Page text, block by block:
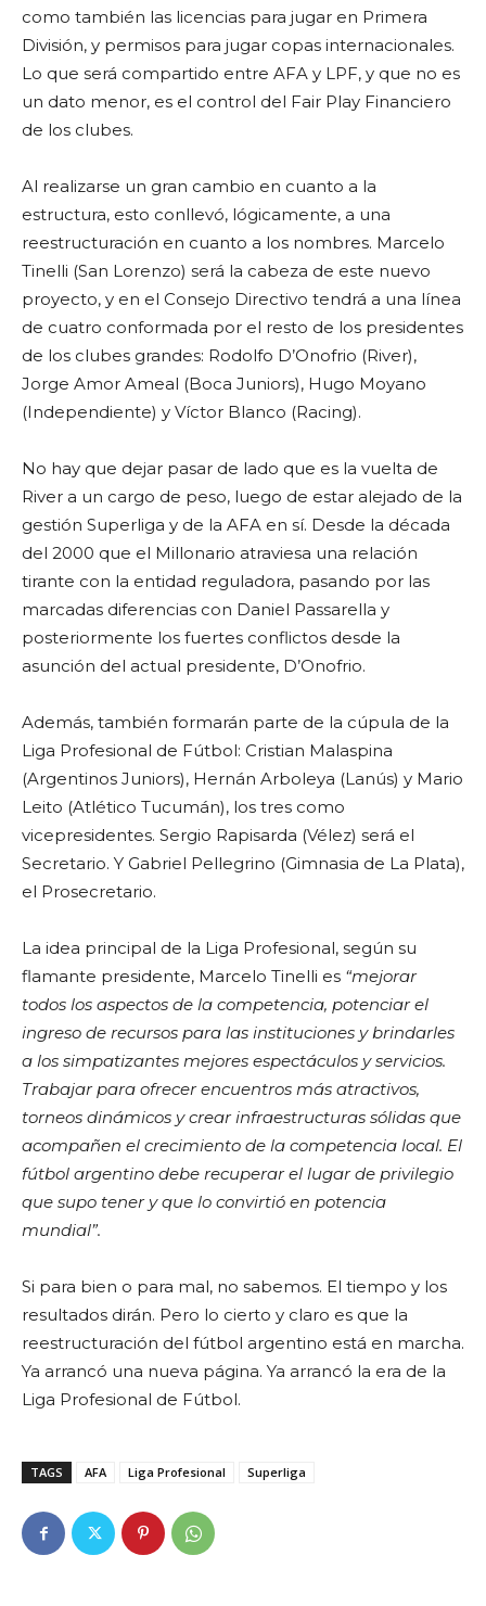
como también las licencias para jugar en Primera
División, y permisos para jugar copas internacionales.
Lo que será compartido entre AFA y LPF, y que no es
un dato menor, es el control del Fair Play Financiero
de los clubes.
Al realizarse un gran cambio en cuanto a la
estructura, esto conllevó, lógicamente, a una
reestructuración en cuanto a los nombres. Marcelo
Tinelli (San Lorenzo) será la cabeza de este nuevo
proyecto, y en el Consejo Directivo tendrá a una línea
de cuatro conformada por el resto de los presidentes
de los clubes grandes: Rodolfo D’Onofrio (River),
Jorge Amor Ameal (Boca Juniors), Hugo Moyano
(Independiente) y Víctor Blanco (Racing).
No hay que dejar pasar de lado que es la vuelta de
River a un cargo de peso, luego de estar alejado de la
gestión Superliga y de la AFA en sí. Desde la década
del 2000 que el Millonario atraviesa una relación
tirante con la entidad reguladora, pasando por las
marcadas diferencias con Daniel Passarella y
posteriormente los fuertes conflictos desde la
asunción del actual presidente, D’Onofrio.
Además, también formarán parte de la cúpula de la
Liga Profesional de Fútbol: Cristian Malaspina
(Argentinos Juniors), Hernán Arboleya (Lanús) y Mario
Leito (Atlético Tucumán), los tres como
vicepresidentes. Sergio Rapisarda (Vélez) será el
Secretario. Y Gabriel Pellegrino (Gimnasia de La Plata),
el Prosecretario.
La idea principal de la Liga Profesional, según su
flamante presidente, Marcelo Tinelli es “mejorar
todos los aspectos de la competencia, potenciar el
ingreso de recursos para las instituciones y brindarles
a los simpatizantes mejores espectáculos y servicios.
Trabajar para ofrecer encuentros más atractivos,
torneos dinámicos y crear infraestructuras sólidas que
acompañen el crecimiento de la competencia local. El
fútbol argentino debe recuperar el lugar de privilegio
que supo tener y que lo convirtió en potencia
mundial”.
Si para bien o para mal, no sabemos. El tiempo y los
resultados dirán. Pero lo cierto y claro es que la
reestructuración del fútbol argentino está en marcha.
Ya arrancó una nueva página. Ya arrancó la era de la
Liga Profesional de Fútbol.
TAGS AFA Liga Profesional Superliga